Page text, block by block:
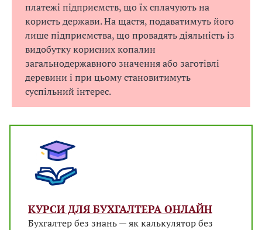
платежі підприємств, що їх сплачують на
користь держави. На щастя, подаватимуть його
лише підприємства, що провадять діяльність із
видобутку корисних копалин
загальнодержавного значення або заготівлі
деревини і при цьому становитимуть
суспільний інтерес.
КУРСИ ДЛЯ БУХГАЛТЕРА ОНЛАЙН
Бухгалтер без знань — як калькулятор без